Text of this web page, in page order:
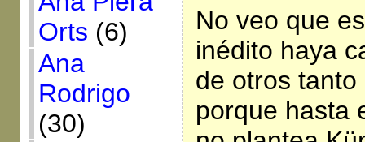
Orts (6)
Ana
Rodrigo
(30)
No veo que
inédito haya
de otros
porque hasta